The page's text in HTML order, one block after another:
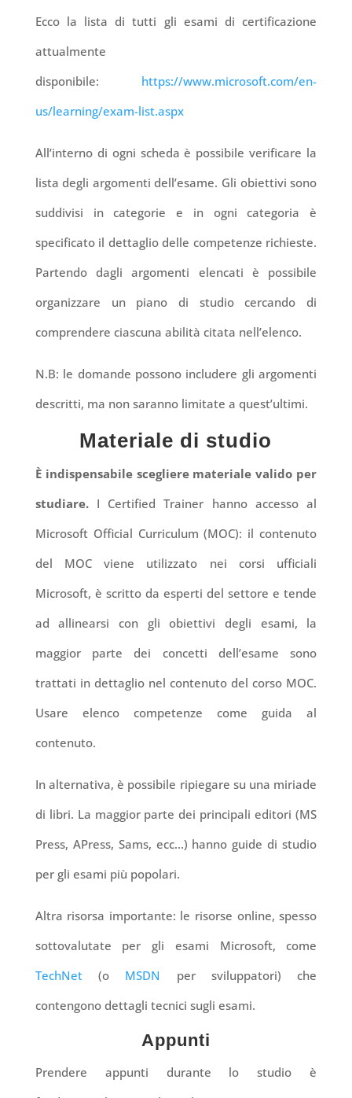
Ecco la lista di tutti gli esami di certificazione
attualmente
disponibile: https://www.microsoft.com/en-
us/learning/exam-list.aspx
All’interno di ogni scheda è possibile verificare la
lista degli argomenti dell’esame. Gli obiettivi sono
suddivisi in categorie e in ogni categoria è
specificato il dettaglio delle competenze richieste.
Partendo dagli argomenti elencati è possibile
organizzare un piano di studio cercando di
comprendere ciascuna abilità citata nell’elenco.
N.B: le domande possono includere gli argomenti
descritti, ma non saranno limitate a quest’ultimi.
Materiale di studio
È indispensabile scegliere materiale valido per
studiare. I Certified Trainer hanno accesso al
Microsoft Official Curriculum (MOC): il contenuto
del MOC viene utilizzato nei corsi ufficiali
Microsoft, è scritto da esperti del settore e tende
ad allinearsi con gli obiettivi degli esami, la
maggior parte dei concetti dell’esame sono
trattati in dettaglio nel contenuto del corso MOC.
Usare elenco competenze come guida al
contenuto.
In alternativa, è possibile ripiegare su una miriade
di libri. La maggior parte dei principali editori (MS
Press, APress, Sams, ecc…) hanno guide di studio
per gli esami più popolari.
Altra risorsa importante: le risorse online, spesso
sottovalutate per gli esami Microsoft, come
TechNet(o MSDN
per sviluppatori) che
contengono dettagli tecnici sugli esami.
Appunti
Prendere appunti durante lo studio è